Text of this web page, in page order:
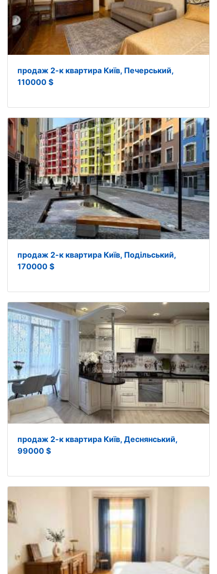
продаж 2-к квартира Київ, Печерський,
110000 $
продаж 2-к квартира Київ, Подільський,
170000 $
продаж 2-к квартира Київ, Деснянський,
99000 $